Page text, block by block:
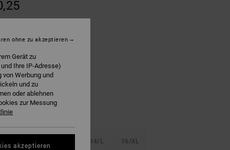
Heather Grey
14/L 16/XL
Gerät zu
Ihre IP-Adresse)
Werbung und
und zu
oder ablehnen
zur Messung
ohne zu akzeptieren
akzeptieren